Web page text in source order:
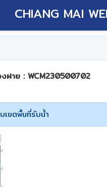
CHIANG MAI
ฝาย : WCM230500702
ขตพื้นที่รับน้ำ